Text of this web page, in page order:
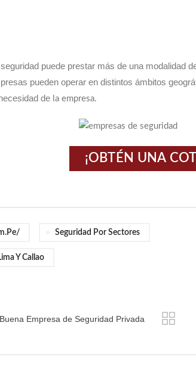
puede prestar más de una modalidad
pueden operar en distintos ámbitos
de la empresa.
¡OBTÉN UNA
Seguridad Por Sectores
Y Callao
Empresa de Seguridad Privada